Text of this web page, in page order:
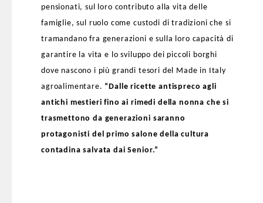
pensionati, sul loro contributo alla vita delle
famiglie, sul ruolo come custodi di tradizioni che si
tramandano fra generazioni e sulla loro capacità di
garantire la vita e lo sviluppo dei piccoli borghi
dove nascono i più grandi tesori del Made in Italy
agroalimentare. “Dalle ricette antispreco agli
antichi mestieri fino ai rimedi della nonna che si
trasmettono da generazioni saranno
protagonisti del primo salone della cultura
contadina salvata dai Senior.”